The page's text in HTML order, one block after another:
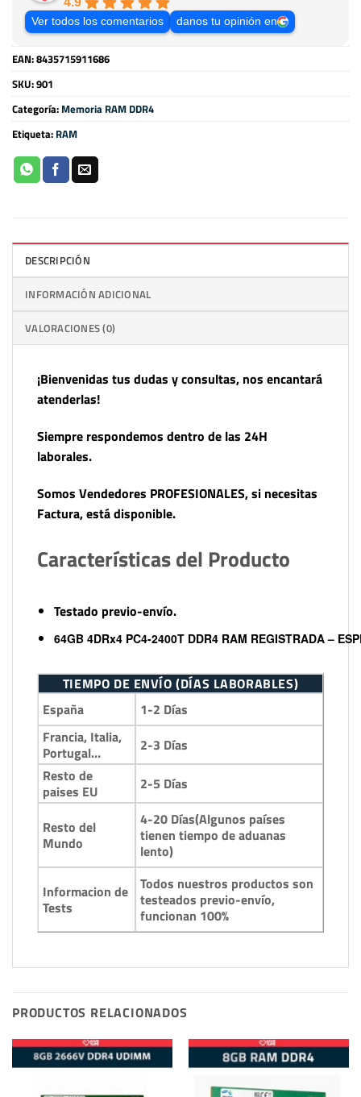
Ver todos los comentarios danos tu opinión en
EAN:8435715911686
SKU:901
Categoría: Memoria RAM DDR4
Etiqueta: RAM
DESCRIPCIÓN
INFORMACIÓN ADICIONAL
VALORACIONES (0)
¡Bienvenidas tus dudas y consultas, nos encantará
atenderlas!
Siempre respondemos dentro de las 24H
laborales.
Somos Vendedores PROFESIONALES, si necesitas
Factura, está disponible.
Características del Producto
Testado previo-envío.
64GB 4DRx4 PC4-2400T DDR4 RAM REGISTRADA –
TIEMPO DE ENVÍO (DÍAS LABORABLES)
España
1-2 Días
Francia, Italia,
Portugal…
2-3 Días
Resto de
paises EU
2-5 Días
Resto del
Mundo
4-20 Días(Algunos países
tienen tiempo de aduanas
lento)
Informacion de
Tests
Todos nuestros productos son
testeados previo-envío,
funcionan 100%
PRODUCTOS RELACIONADOS